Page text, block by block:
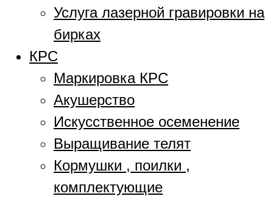
Услуга лазерной гравировки на
бирках
КРС
Маркировка КРС
Акушерство
Искусственное осеменение
Выращивание телят
Кормушки , поилки ,
комплектующие